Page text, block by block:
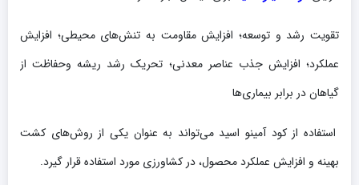
تقویت رشد و توسعه؛ افزایش مقاومت به تنش‌های محیطی؛ افزایش
عملکرد؛ افزایش جذب عناصر معدنی؛ تحریک رشد ریشه وحفاظت از
گیاهان در برابر بیماری‌ها
استفاده از کود آمینو اسید می‌تواند به عنوان یکی از روش‌های کشت
بهینه و افزایش عملکرد محصول، در کشاورزی مورد استفاده قرار گیرد.